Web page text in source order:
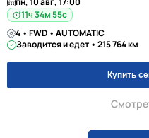
11ч 34м 55с
4 • FWD • AUTOMATIC
Заводится и едет • 215 764 км
Купить